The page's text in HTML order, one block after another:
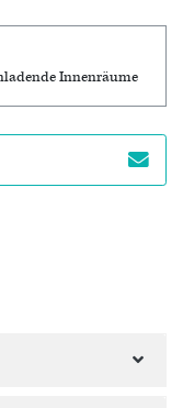
Innenräume